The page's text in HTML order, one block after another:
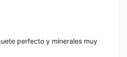
perfecto y minerales muy